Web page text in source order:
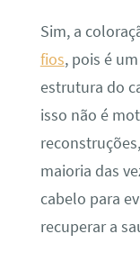
Sim, a
fios, pois é
estrutura do
isso não é
reconstruções,
maioria das
cabelo para
recuperar a